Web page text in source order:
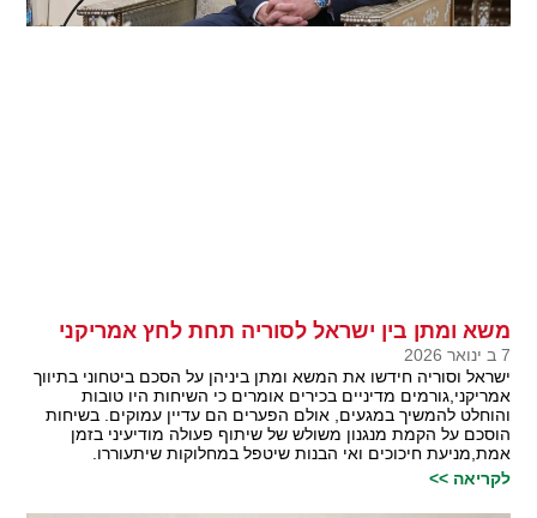
משא ומתן בין ישראל לסוריה תחת לחץ אמריקני
7 ב ינואר 2026
ישראל וסוריה חידשו את המשא ומתן ביניהן על הסכם ביטחוני בתיווך
אמריקני,גורמים מדיניים בכירים אומרים כי השיחות היו טובות
והוחלט להמשיך במגעים, אולם הפערים הם עדיין עמוקים. בשיחות
הוסכם על הקמת מנגנון משולש של שיתוף פעולה מודיעיני בזמן
אמת,מניעת חיכוכים ואי הבנות שיטפל במחלוקות שיתעוררו.
לקריאה >>